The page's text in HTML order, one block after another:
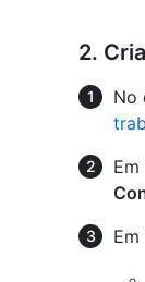
2.
No